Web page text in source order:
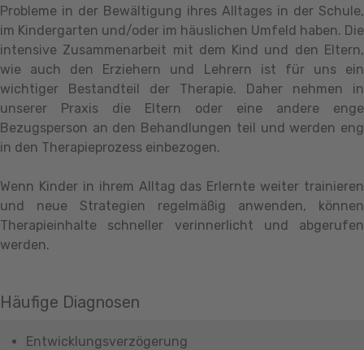
Probleme in der Bewältigung ihres Alltages in der Schule,
im Kindergarten und/oder im häuslichen Umfeld haben. Die
intensive Zusammenarbeit mit dem Kind und den Eltern,
wie auch den Erziehern und Lehrern ist für uns ein
wichtiger Bestandteil der Therapie. Daher nehmen in
unserer Praxis die Eltern oder eine andere enge
Bezugsperson an den Behandlungen teil und werden eng
in den Therapieprozess einbezogen.
Wenn Kinder in ihrem Alltag das Erlernte weiter trainieren
und neue Strategien regelmäßig anwenden, können
Therapieinhalte schneller verinnerlicht und abgerufen
werden.
Häufige Diagnosen
Entwicklungsverzögerung